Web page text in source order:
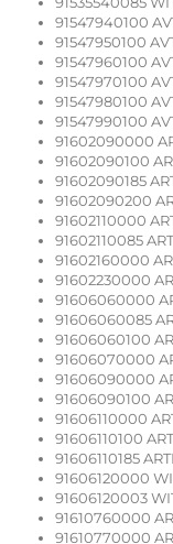
91547940100
91547950100
91547960100
91547970100
91547980100
91547990100
91602090000
91602090100
91602090185
91602090200
91602110000
91602110085
91602160000
91602230000
91606060000
91606060085
91606060100
91606070000
91606090000
91606090100
91606110000
91606110100
91606110185
91606120000
91606120003
91610760000
91610770000